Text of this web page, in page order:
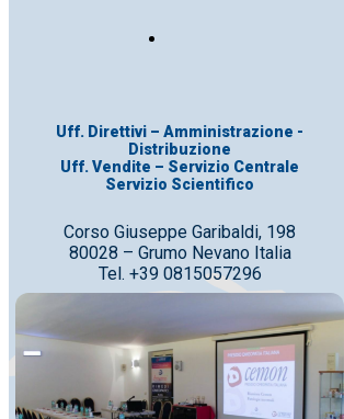
Uff. Direttivi – Amministrazione -
Distribuzione
Uff. Vendite – Servizio Centrale
Servizio Scientifico
Corso Giuseppe Garibaldi, 198
80028 – Grumo Nevano Italia
Tel. +39 0815057296